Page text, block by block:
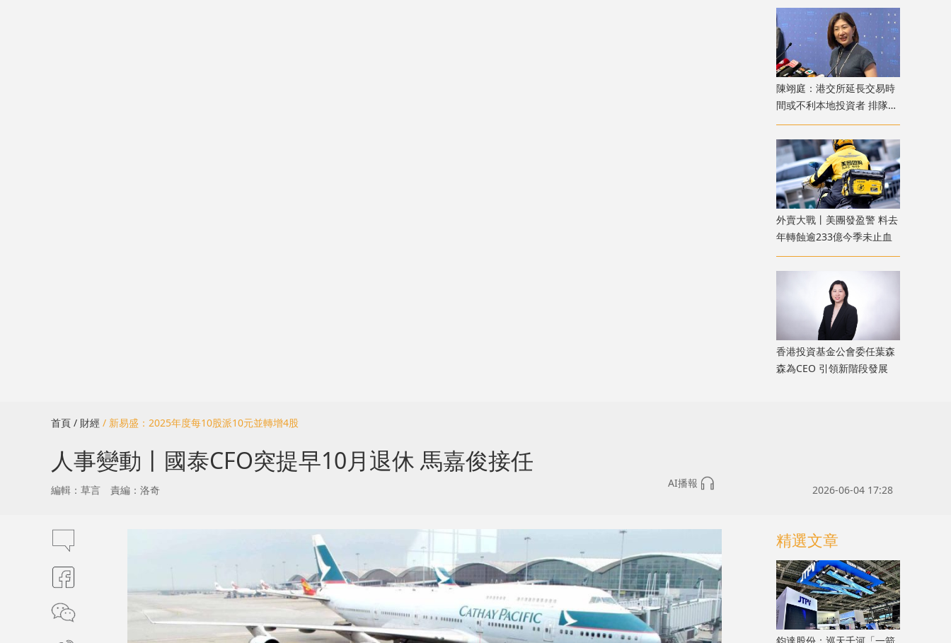
陳翊庭：港交所延長交易時
間或不利本地投資者 排隊上
市公司數量創新高
外賣大戰丨美團發盈警 料去
年轉蝕逾233億今季未止血
香港投資基金公會委任葉森
森為CEO 引領新階段發展
首頁 / 財經 / 新易盛：2025年度每10股派10元並轉增4股
人事變動丨國泰CFO突提早10月退休 馬嘉俊接任
AI播報
編輯：草言 責編：洛奇 2026-06-04 17:28
精選文章